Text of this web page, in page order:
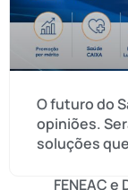
O futuro do
opiniões.
soluções
FENEAC